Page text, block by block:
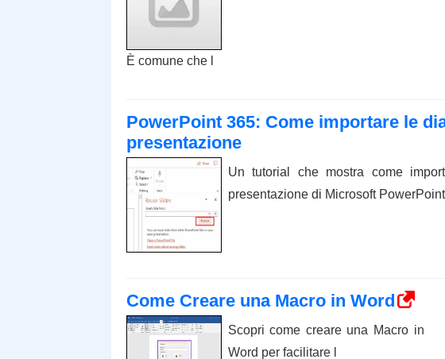
È comune che l
PowerPoint 365: Come importare le
presentazione
Un tutorial che mostra come
presentazione di Microsoft
Come Creare una Macro in Word
Scopri come creare una Macro in
Word per facilitare l